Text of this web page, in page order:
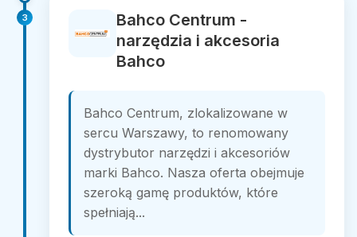
3
Bahco Centrum -
narzędzia i akcesoria
Bahco
Bahco Centrum, zlokalizowane w
sercu Warszawy, to renomowany
dystrybutor narzędzi i akcesoriów
marki Bahco. Nasza oferta obejmuje
szeroką gamę produktów, które
spełniają...